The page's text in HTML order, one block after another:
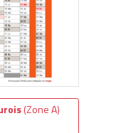
(Zone A)